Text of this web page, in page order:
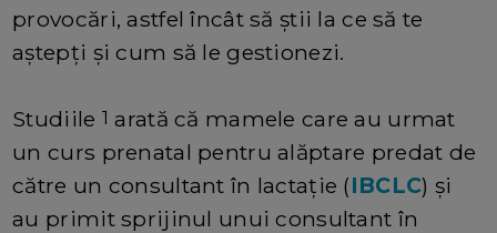
provocări, astfel încât să știi la ce să te
aștepți și cum să le gestionezi.
Studiile 1 arată că mamele care au urmat
un curs prenatal pentru alăptare predat de
către un consultant în lactație (IBCLC) și
au primit sprijinul unui consultant în